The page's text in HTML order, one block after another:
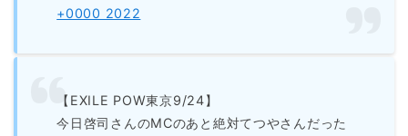
+0000 2022
【EXILE POW東京9/24】
今日啓司さんのMCのあと絶対てつやさんだった